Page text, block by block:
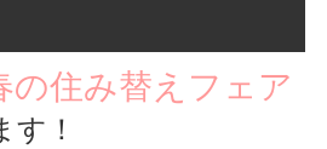
の住み替えフェア
！